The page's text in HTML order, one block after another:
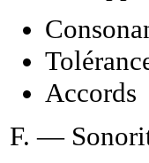
Accords
F. —